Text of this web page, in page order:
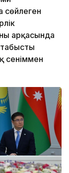
сөйлеген
арқасында
сеніммен